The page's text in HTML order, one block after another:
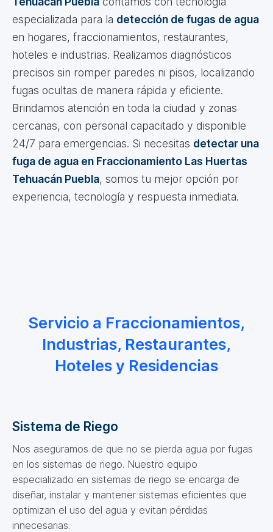
especializada para la detección de fugas de agua
en hogares, fraccionamientos, restaurantes,
hoteles e industrias. Realizamos diagnósticos
precisos sin romper paredes ni pisos, localizando
fugas ocultas de manera rápida y eficiente.
Brindamos atención en toda la ciudad y zonas
cercanas, con personal capacitado y disponible
24/7 para emergencias. Si necesitas detectar una
fuga de agua en Fraccionamiento Las Huertas
Tehuacán Puebla, somos tu mejor opción por
experiencia, tecnología y respuesta inmediata.
Servicio a Fraccionamientos,
Industrias, Restaurantes,
Hoteles y Residencias
Sistema de Riego
Nos aseguramos de que no se pierda agua por fugas
en los sistemas de riego. Nuestro equipo
especializado en sistemas de riego se encarga de
diseñar, instalar y mantener sistemas eficientes que
optimizan el uso del agua y evitan pérdidas
innecesarias.